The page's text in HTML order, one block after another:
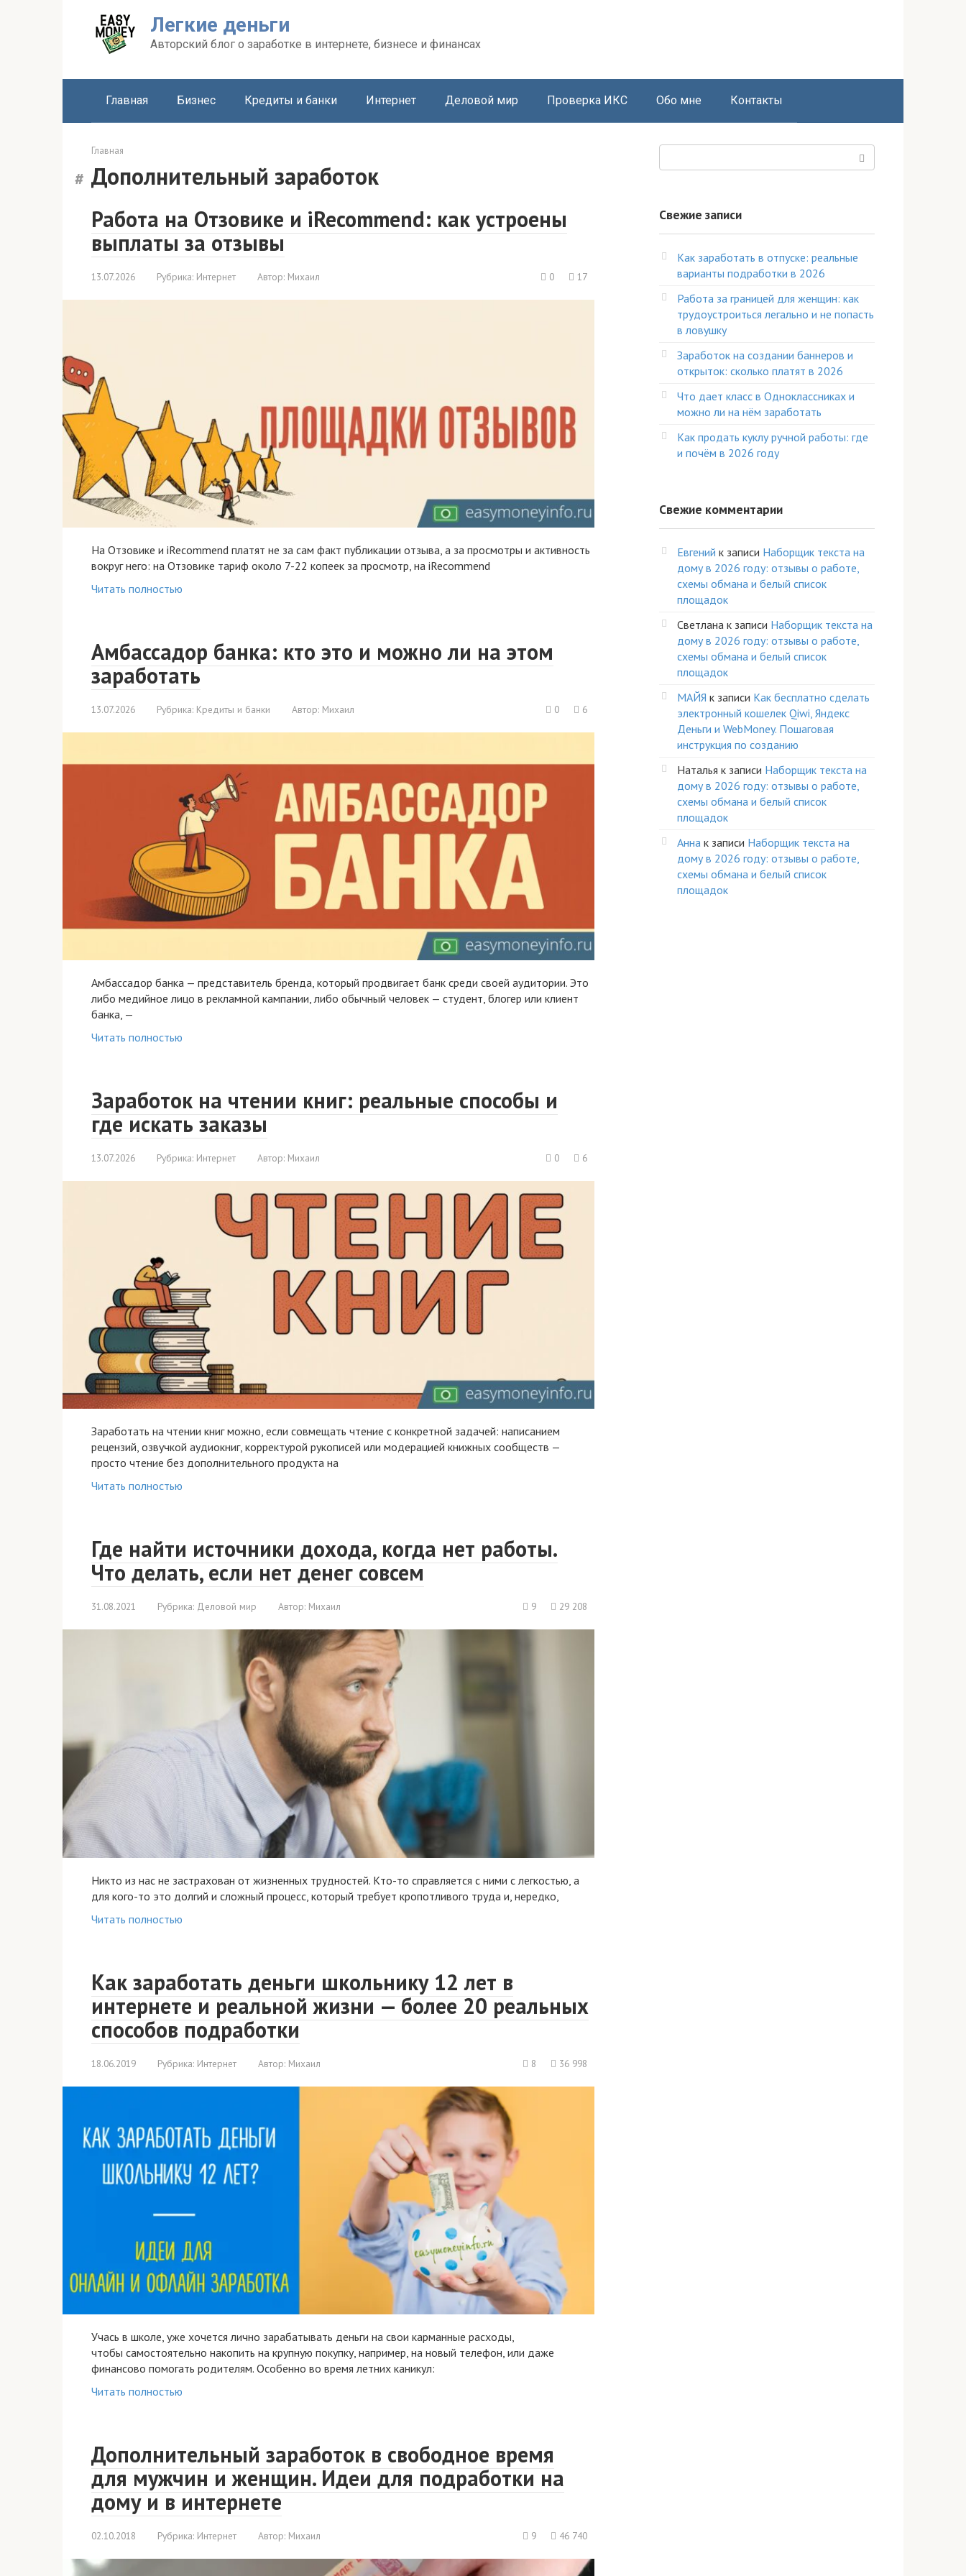
Легкие деньги
Авторский блог о заработке в интернете, бизнесе и финансах
Главная Бизнес Кредиты и банки Интернет Деловой мир Проверка ИКС Обо мне Контакты
Главная
Дополнительный заработок
Работа на Отзовике и iRecommend: как устроены
выплаты за отзывы
13.07.2026 Рубрика: Интернет Автор: Михаил 0 17
На Отзовике и iRecommend платят не за сам факт публикации отзыва, а за просмотры и активность
вокруг него: на Отзовике тариф около 7-22 копеек за просмотр, на iRecommend
Читать полностью
Амбассадор банка: кто это и можно ли на этом
заработать
13.07.2026 Рубрика: Кредиты и банки Автор: Михаил 0 6
Амбассадор банка — представитель бренда, который продвигает банк среди своей аудитории. Это
либо медийное лицо в рекламной кампании, либо обычный человек — студент, блогер или клиент
банка, —
Читать полностью
Заработок на чтении книг: реальные способы и
где искать заказы
13.07.2026 Рубрика: Интернет Автор: Михаил 0 6
Заработать на чтении книг можно, если совмещать чтение с конкретной задачей: написанием
рецензий, озвучкой аудиокниг, корректурой рукописей или модерацией книжных сообществ —
просто чтение без дополнительного продукта на
Читать полностью
Где найти источники дохода, когда нет работы.
Что делать, если нет денег совсем
31.08.2021 Рубрика: Деловой мир Автор: Михаил 9 29 208
Никто из нас не застрахован от жизненных трудностей. Кто-то справляется с ними с легкостью, а
для кого-то это долгий и сложный процесс, который требует кропотливого труда и, нередко,
Читать полностью
Как заработать деньги школьнику 12 лет в
интернете и реальной жизни — более 20 реальных
способов подработки
18.06.2019 Рубрика: Интернет Автор: Михаил 8 36 998
Учась в школе, уже хочется лично зарабатывать деньги на свои карманные расходы,
чтобы самостоятельно накопить на крупную покупку, например, на новый телефон, или даже
финансово помогать родителям. Особенно во время летних каникул:
Читать полностью
Дополнительный заработок в свободное время
для мужчин и женщин. Идеи для подработки на
дому и в интернете
02.10.2018 Рубрика: Интернет Автор: Михаил 9 46 740
Свежие записи
Как заработать в отпуске: реальные
варианты подработки в 2026
Работа за границей для женщин: как
трудоустроиться легально и не попасть
в ловушку
Заработок на создании баннеров и
открыток: сколько платят в 2026
Что дает класс в Одноклассниках и
можно ли на нём заработать
Как продать куклу ручной работы: где
и почём в 2026 году
Свежие комментарии
Евгений к записи Наборщик текста на
дому в 2026 году: отзывы о работе,
схемы обмана и белый список
площадок
Светлана к записи Наборщик текста на
дому в 2026 году: отзывы о работе,
схемы обмана и белый список
площадок
МАЙЯ к записи Как бесплатно сделать
электронный кошелек Qiwi, Яндекс
Деньги и WebMoney. Пошаговая
инструкция по созданию
Наталья к записи Наборщик текста на
дому в 2026 году: отзывы о работе,
схемы обмана и белый список
площадок
Анна к записи Наборщик текста на
дому в 2026 году: отзывы о работе,
схемы обмана и белый список
площадок